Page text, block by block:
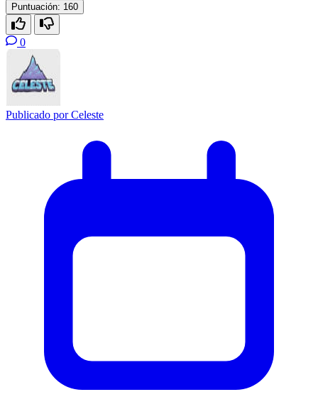
Puntuación: 160
0
Publicado porCeleste